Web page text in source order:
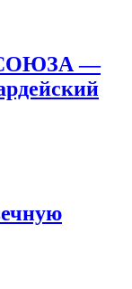
СОЮЗА —